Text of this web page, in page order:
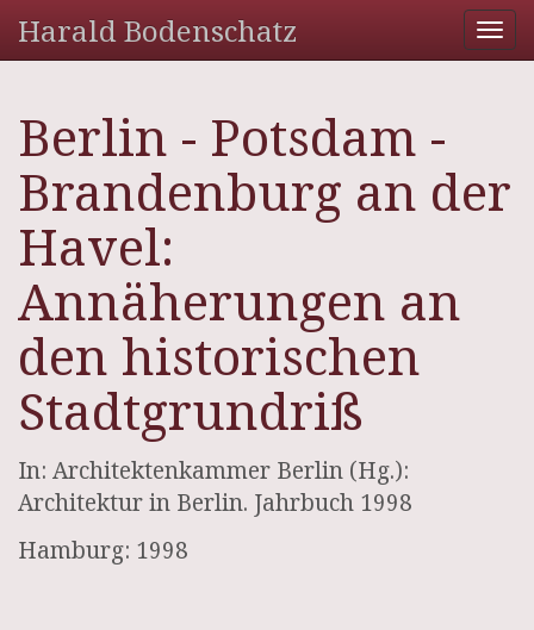
Harald Bodenschatz
Berlin - Potsdam -
Brandenburg an der
Havel:
Annäherungen an
den historischen
Stadtgrundriß
In: Architektenkammer Berlin (Hg.):
Architektur in Berlin. Jahrbuch 1998
Hamburg: 1998